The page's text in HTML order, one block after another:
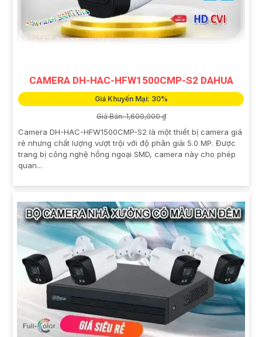
CAMERA DH-HAC-HFW1500CMP-S2 DAHUA
Giá Khuyến Mại: 30%
Giá Bán: 1,600,000 ₫
Camera DH-HAC-HFW1500CMP-S2 là một thiết bị camera giá
rẻ nhưng chất lượng vượt trội với độ phân giải 5.0 MP. Được
trang bị công nghệ hồng ngoại SMD, camera này cho phép
quan...